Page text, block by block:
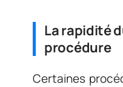
La rapidité
procédure
Certaines